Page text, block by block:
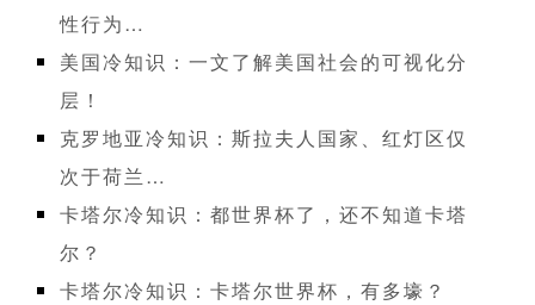
性行为…
美国冷知识：一文了解美国社会的可视化分
层！
克罗地亚冷知识：斯拉夫人国家、红灯区仅
次于荷兰…
卡塔尔冷知识：都世界杯了，还不知道卡塔
尔？
卡塔尔冷知识：卡塔尔世界杯，有多壕？